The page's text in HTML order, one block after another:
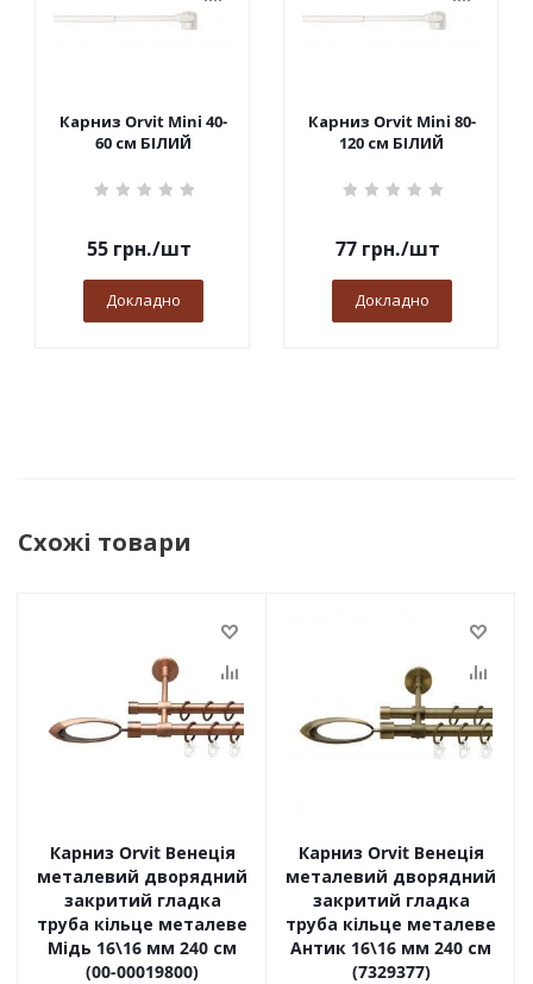
Карниз Orvit Mini 40-
60 см БІЛИЙ
55грн./шт
Докладно
Карниз Orvit Mini 80-
120 см БІЛИЙ
77грн./шт
Докладно
Схожі товари
Карниз Orvit Венеція
металевий дворядний
закритий гладка
труба кільце металеве
Мідь 16\16 мм 240 см
(00-00019800)
Карниз Orvit Венеція
металевий дворядний
закритий гладка
труба кільце металеве
Антик 16\16 мм 240 см
(7329377)